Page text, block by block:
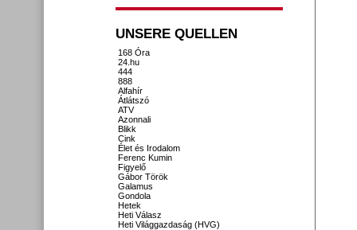
UNSERE QUELLEN
168 Óra
24.hu
444
888
Alfahír
Átlátszó
ATV
Azonnali
Blikk
Cink
Élet és Irodalom
Ferenc Kumin
Figyelő
Gábor Török
Galamus
Gondola
Hetek
Heti Válasz
Heti Világgazdaság (HVG)